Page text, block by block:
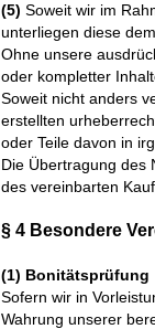
(5) Soweit wir im
unterliegen diese
Ohne unsere
oder kompletter
Soweit nicht anders
erstellten
oder Teile davon in
Die Übertragung des
des vereinbarten
§ 4 Besondere
(1) Bonitätsprüfung
Sofern wir in
Wahrung unserer